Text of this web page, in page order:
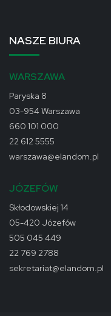
NASZE BIURA
WARSZAWA
Paryska 8
03-954 Warszawa
660 101 000
22 612 5555
warszawa@elandom.pl
JÓZEFÓW
Skłodowskiej 14
05-420 Józefów
505 045 449
22 769 2788
sekretariat@elandom.pl